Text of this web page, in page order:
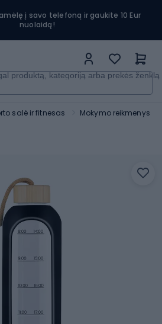
į savo telefoną ir gaukite 10 Eur
nuolaidą!
produktą, kategoriją arba prekės ženklą
salė ir fitnesas Mokymo reikmenys